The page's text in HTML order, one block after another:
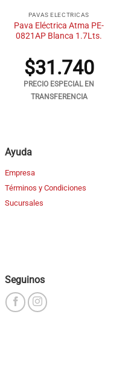
PAVAS ELECTRICAS
Pava Eléctrica Atma PE-
0821AP Blanca 1.7Lts.
$31.740
PRECIO ESPECIAL EN
TRANSFERENCIA
Ayuda
Empresa
Términos y Condiciones
Sucursales
Seguinos